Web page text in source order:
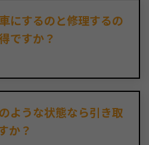
にするのと修理するの
ですか？
ような状態なら引き取
か？